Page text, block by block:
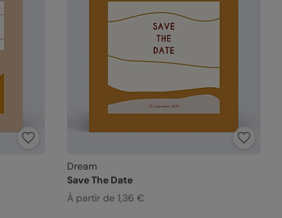
Dream
Save The Date
À partir de 1,36 €